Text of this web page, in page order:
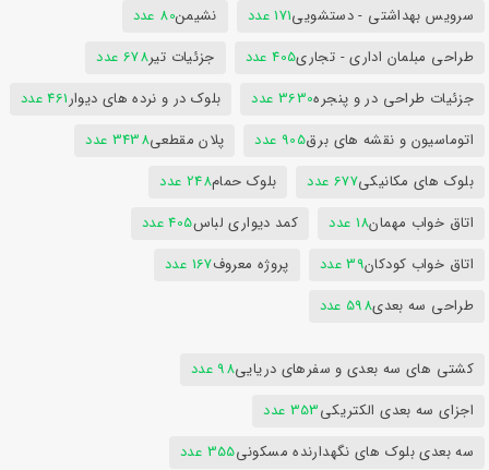
سرویس بهداشتی - دستشویی171 عدد نشیمن80 عدد
طراحی مبلمان اداری - تجاری405 عدد جزئیات تیر678 عدد
جزئیات طراحی در و پنجره3630 عدد بلوک در و نرده های دیوار461 عدد
اتوماسیون و نقشه های برق905 عدد پلان مقطعی3438 عدد
بلوک های مکانیکی677 عدد بلوک حمام248 عدد
اتاق خواب مهمان18 عدد کمد دیواری لباس405 عدد
اتاق خواب کودکان39 عدد پروژه معروف167 عدد
طراحی سه بعدی598 عدد
کشتی های سه بعدی و سفرهای دریایی98 عدد
اجزای سه بعدی الکتریکی353 عدد
سه بعدی بلوک های نگهدارنده مسکونی355 عدد